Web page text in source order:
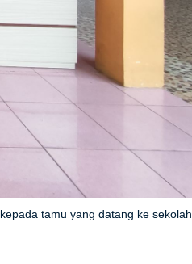
tamu yang datang ke sekolah.